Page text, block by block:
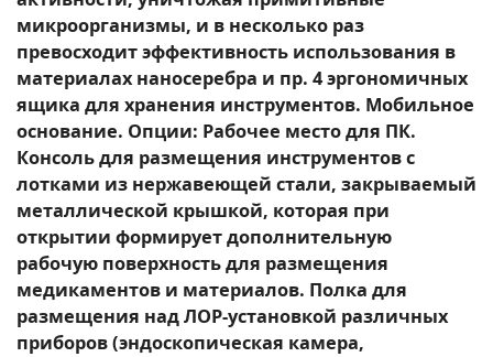
микроорганизмы, и в несколько раз
превосходит эффективность использования в
материалах наносеребра и пр. 4 эргономичных
ящика для хранения инструментов. Мобильное
основание. Опции: Рабочее место для ПК.
Консоль для размещения инструментов с
лотками из нержавеющей стали, закрываемый
металлической крышкой, которая при
открытии формирует дополнительную
рабочую поверхность для размещения
медикаментов и материалов. Полка для
размещения над ЛОР-установкой различных
приборов (эндоскопическая камера,